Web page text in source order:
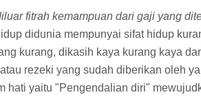
fitrah kemampuan dari gaji yang
didunia mempunyai sifat hidup
kurang, dikasih kaya kurang kaya
rezeki yang sudah diberikan oleh
hati yaitu "Pengendalian diri"